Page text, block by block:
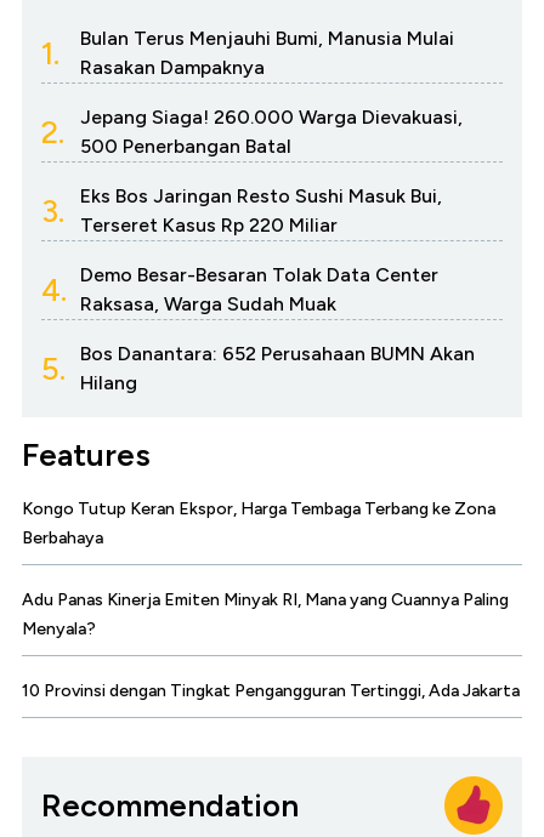
1.
Bulan Terus Menjauhi Bumi, Manusia Mulai
Rasakan Dampaknya
2.
Jepang Siaga! 260.000 Warga Dievakuasi,
500 Penerbangan Batal
3.
Eks Bos Jaringan Resto Sushi Masuk Bui,
Terseret Kasus Rp 220 Miliar
4.
Demo Besar-Besaran Tolak Data Center
Raksasa, Warga Sudah Muak
5.
Bos Danantara: 652 Perusahaan BUMN Akan
Hilang
Features
Kongo Tutup Keran Ekspor, Harga Tembaga Terbang ke Zona
Berbahaya
Adu Panas Kinerja Emiten Minyak RI, Mana yang Cuannya Paling
Menyala?
10 Provinsi dengan Tingkat Pengangguran Tertinggi, Ada Jakarta
Recommendation